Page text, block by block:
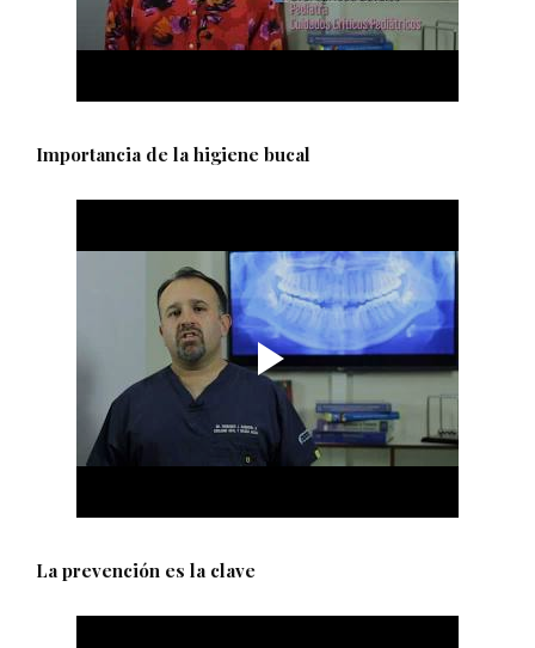
Importancia de la higiene bucal
La prevención es la clave